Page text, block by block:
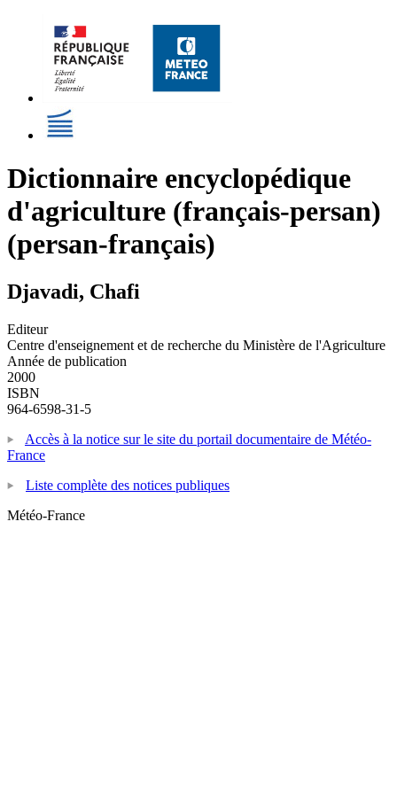
Dictionnaire encyclopédique
d'agriculture (français-persan)
(persan-français)
Djavadi, Chafi
Editeur
Centre d'enseignement et de recherche du Ministère de l'Agriculture
Année de publication
2000
ISBN
964-6598-31-5
Accès à la notice sur le site du portail documentaire de Météo-
France
Liste complète des notices publiques
Météo-France